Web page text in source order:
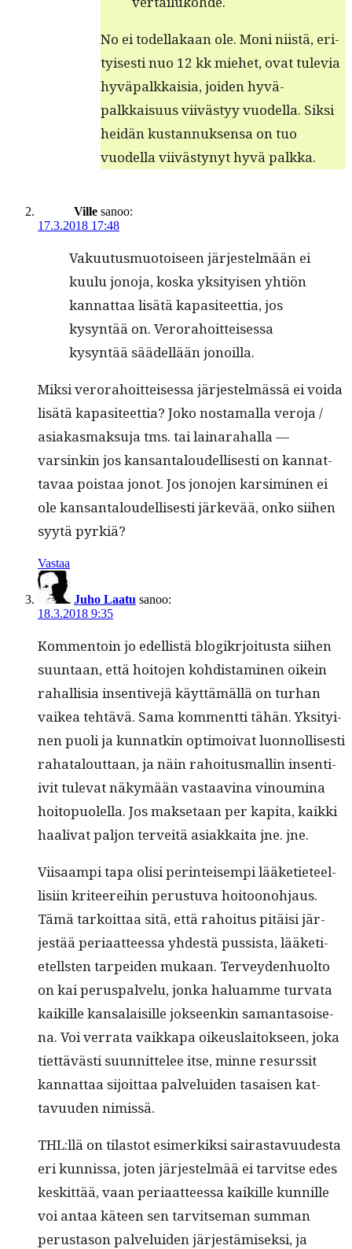
No ei todel­lakaan ole. Moni niistä, eri­
tyis­es­ti nuo 12 kk miehet, ovat tule­via
hyvä­palkkaisia, joiden hyvä­
palkkaisu­us viivästyy vuodel­la. Sik­si
hei­dän kus­tan­nuk­sen­sa on tuo
vuodel­la viivästynyt hyvä palkka.
Ville sanoo:
17.3.2018 17:48
Vaku­u­tus­muo­toiseen jär­jestelmään ei
kuu­lu jono­ja, kos­ka yksi­tyisen yhtiön
kan­nat­taa lisätä kap­a­siteet­tia, jos
kysyn­tää on. Verora­hoit­teises­sa
kysyn­tää säädel­lään jonoilla.
Mik­si verora­hoit­teises­sa jär­jestelmässä ei voi­da
lisätä kap­a­siteet­tia? Joko nos­ta­mal­la vero­ja /
asi­akas­mak­su­ja tms. tai lainara­hal­la —
varsinkin jos kansan­taloudel­lis­es­ti on kan­nat­
tavaa pois­taa jonot. Jos jono­jen kar­simi­nen ei
ole kansan­taloudel­lis­es­ti järkevää, onko siihen
syytä pyrkiä?
Vastaa
Juho Laatu sanoo:
18.3.2018 9:35
Kom­men­toin jo edel­listä blogikr­joi­tus­ta siihen
suun­taan, että hoito­jen kohdis­t­a­mi­nen oikein
rahal­lisia insen­tive­jä käyt­tämäl­lä on turhan
vaikea tehtävä. Sama kom­ment­ti tähän. Yksi­tyi­
nen puoli ja kun­natkin opti­moi­vat luon­nol­lis­es­ti
rahat­alout­taan, ja näin rahoi­tus­mall­in insen­ti­
iv­it tule­vat näkymään vas­taav­ina vinoumi­na
hoitop­uolel­la. Jos mak­se­taan per kapi­ta, kaik­ki
haali­vat paljon ter­veitä asi­akkai­ta jne. jne.
Viisaampi tapa olisi per­in­teisem­pi lääketi­eteel­
lisi­in kri­teerei­hin perus­tu­va hoitoono­h­jaus.
Tämä tarkoit­taa sitä, että rahoi­tus pitäisi jär­
jestää peri­aat­teessa yhdestä pus­sista, lääketi­
etell­sten tarpei­den mukaan. Ter­vey­den­huolto
on kai perus­palvelu, jon­ka halu­amme tur­va­ta
kaikille kansalaisille jok­seenkin saman­ta­soise­
na. Voi ver­ra­ta vaikka­pa oikeuslaitok­seen, joka
tiet­tävästi suun­nit­telee itse, minne resurssit
kan­nat­taa sijoit­taa palvelu­iden tasaisen kat­
tavu­u­den nimissä.
THL:llä on tilas­tot esimerkik­si sairas­tavu­ud­es­ta
eri kun­nis­sa, joten jär­jestelmää ei tarvitse edes
keskit­tää, vaan peri­aat­teessa kaikille kun­nille
voi antaa käteen sen tarvit­se­man sum­man
perus­ta­son palvelu­iden jär­jestämisek­si, ja